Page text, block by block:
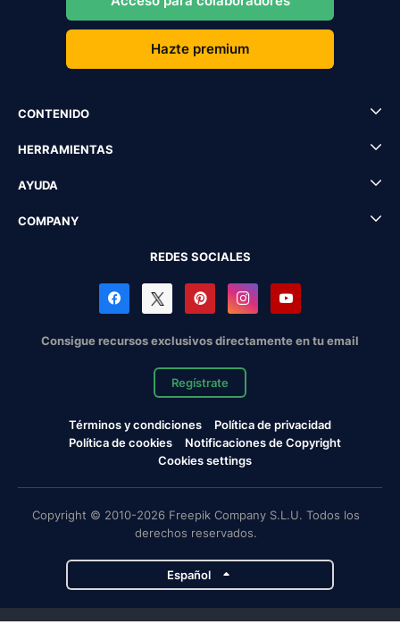
Hazte premium
CONTENIDO
HERRAMIENTAS
AYUDA
COMPANY
REDES SOCIALES
Consigue recursos exclusivos directamente en tu email
Regístrate
Términos y condiciones
Política de privacidad
Política de cookies
Notificaciones de Copyright
Cookies settings
Copyright © 2010-2026 Freepik Company S.L.U. Todos los
derechos reservados.
Español